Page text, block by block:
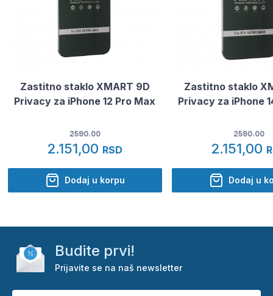
Zastitno staklo XMART 9D
Privacy za iPhone 12 Pro Max
2590.00
2.151,00 RSD
Dodaj u korpu
Zastitno staklo
Privacy za iPhone
2590.00
2.151,00
Dodaj u
Budite prvi!
Prijavite se na naš newsletter